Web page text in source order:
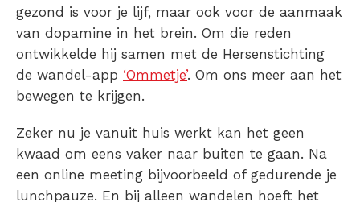
gezond is voor je lijf, maar ook voor de aanmaak
van dopamine in het brein. Om die reden
ontwikkelde hij samen met de Hersenstichting
de wandel-app ‘Ommetje’. Om ons meer aan het
bewegen te krijgen.
Zeker nu je vanuit huis werkt kan het geen
kwaad om eens vaker naar buiten te gaan. Na
een online meeting bijvoorbeeld of gedurende je
lunchpauze. En bij alleen wandelen hoeft het